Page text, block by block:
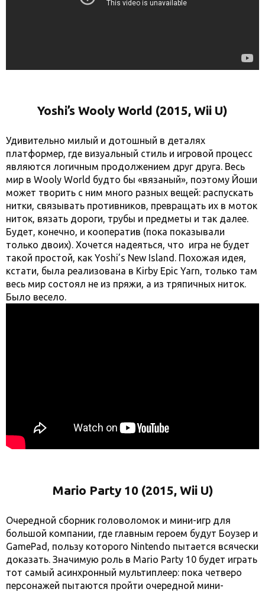
Yoshi’s Wooly World (2015, Wii U)
Удивительно милый и дотошный в деталях
платформер, где визуальный стиль и игровой процесс
являются логичным продолжением друг друга. Весь
мир в Wooly World будто бы «вязаный», поэтому Йоши
может творить с ним много разных вещей: распускать
нитки, связывать противников, превращать их в моток
ниток, вязать дороги, трубы и предметы и так далее.
Будет, конечно, и кооператив (пока показывали
только двоих). Хочется надеяться, что игра не будет
такой простой, как Yoshi’s New Island. Похожая идея,
кстати, была реализована в Kirby Epic Yarn, только там
весь мир состоял не из пряжи, а из тряпичных ниток.
Было весело.
Mario Party 10 (2015, Wii U)
Очередной сборник головоломок и мини-игр для
большой компании, где главным героем будут Боузер и
GamePad, пользу которого Nintendo пытается всячески
доказать. Значимую роль в Mario Party 10 будет играть
тот самый асинхронный мультиплеер: пока четверо
персонажей пытаются пройти очередной мини-